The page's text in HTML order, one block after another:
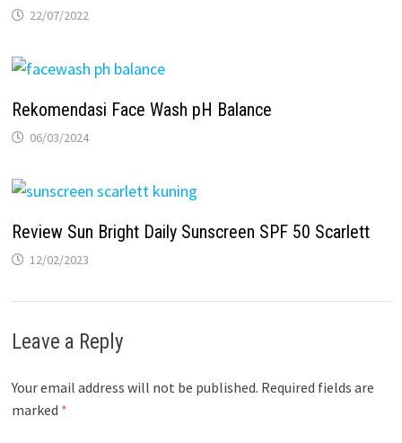
22/07/2022
Rekomendasi Face Wash pH Balance
06/03/2024
Review Sun Bright Daily Sunscreen SPF 50 Scarlett
12/02/2023
Leave a Reply
Your email address will not be published. Required fields are
marked *